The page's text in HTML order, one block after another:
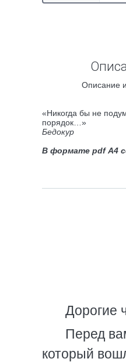
Описание
«Никогда бы не
порядок…»
Бедокур
В формате pdf A4
Дорогие
Перед
который